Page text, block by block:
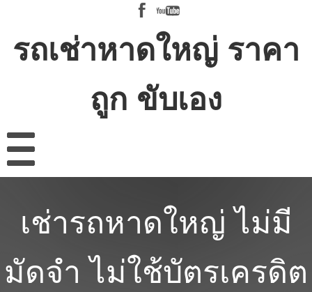
รถเช่าหาดใหญ่ ราคา
ถูก ขับเอง
เช่ารถหาดใหญ่ ไม่มี
มัดจำ ไม่ใช้บัตรเครดิต